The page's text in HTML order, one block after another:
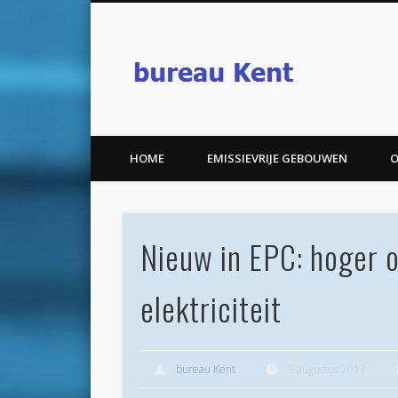
bureau
HOME EMISSIEVRIJE GEBOUWEN
Nieuw in EPC: hoger
elektriciteit
bureau Kent 9 augustus 2017